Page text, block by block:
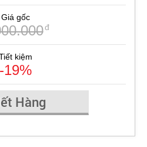
Giá gốc
đ
kiệm
-19%
Hàng